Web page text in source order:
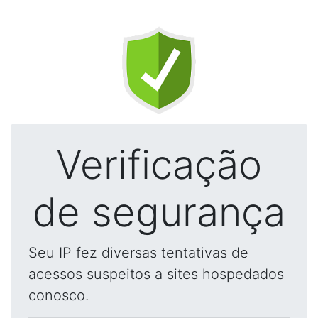
Verificação
de segurança
Seu IP fez diversas tentativas de
acessos suspeitos a sites hospedados
conosco.